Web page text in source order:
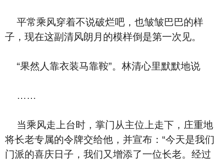
平常乘风穿着不说破烂吧，也皱皱巴巴的样
子，现在这副清风朗月的模样倒是第一次见。
“果然人靠衣装马靠鞍”。林清心里默默地说
……
当乘风走上台时，掌门从主位上走下，庄重地
将长老专属的令牌交给他，并宣布：“今天是我们
门派的喜庆日子，我们又增添了一位长老。经过